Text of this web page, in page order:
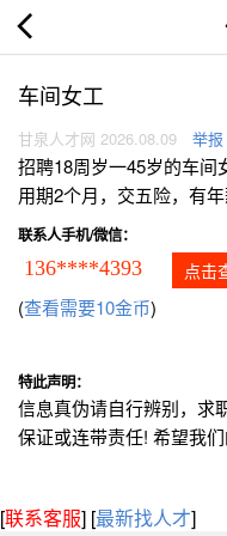
车间女工
甘泉人才网 2026.08.09 举报
招聘18周岁一45岁的车间
用期2个月，交五险，有
联系人手机/微信：
136****4393 点击
(查看需要10金币)
特此声明：
信息真伪请自行辨别，求
保证或连带责任! 希望我
[联系客服] [最新找人才]